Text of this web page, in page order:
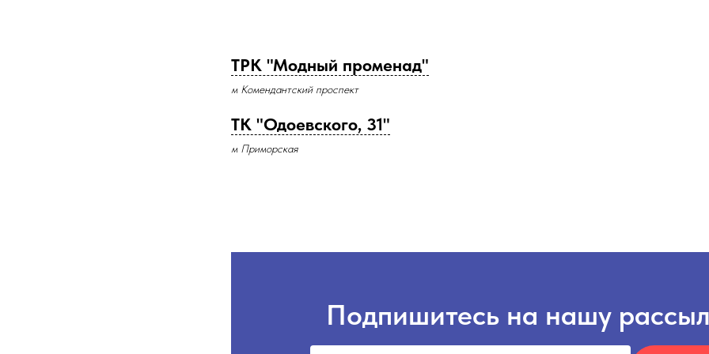
ТРК "Модный променад"
м Комендантский проспект
ТК "Одоевского, 31"
м Приморская
Подпишитесь на нашу